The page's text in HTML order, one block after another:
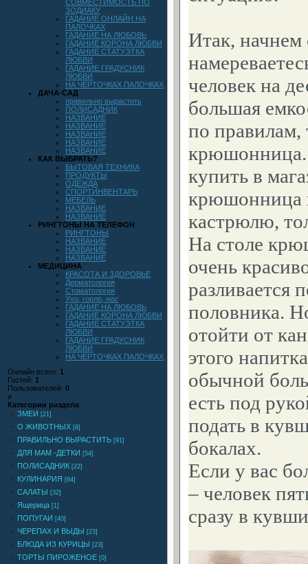
СОВМЕСТИМОСТЬ ПО
ЗОДИАКУ
ГАДАНИЕ ОНЛАЙН НА
ПАЛОЧКАХ
ГАДАНИЕ НА ЛЮБОВЬ
ГАДАНИЕ КОРОНА ЛЮБВИ
ГАДАНИЕ СТАТУЭТКА
ЛЮБВИ
ГАДАНИЕ ГРАДУСНИК
ЛЮБВИ
НА ЧЕРТОЧКАХ ПАЛОЧКАХ
ДАЧА-САД
правельно вырастить
ПОЛИСАДНИК
НАЗВАНИЕ
НАЗВАНИЕ
НАЗВАНИЕ
НАЗВАНИЕ
НАЗВАНИЕ
КАК ВЫБРАТЬ?
БЫТОВАЯ ТЕХНИКА
ПРОДУКТЫ
ОДЕЖДА
СПОРТИНВЕНТАРЬ
МЕБЕЛЬ
НАЗВАНИЕ
НАЗВАНИЕ
РИНГТОНЫ НА ТЕЛЕФОН
РИНГТОНЫ
НАЗВАНИЕ
НАЗВАНИЕ
НАЗВАНИЕ
МЕДИЦИНА
КРАСОТА И ЗДОРОВЬЕ
Дерматология
Стоматология
Ухо, горло, нос
ГАДАНИЕ НА ЛЮБОВЬ
ГАДАНИЕ КОРОНА ЛЮБВИ
ГАДАНИЕ СТАТУЭТКА
ЛЮБВИ
ГАДАНИЕ ГРАДУСНИК
ЛЮБВИ
НА ЧЕРТОЧКАХ ПАЛОЧКАХ
Онлайн всего: 1
Гостей: 1
Пользователей: 0
и
Категории раздела
ЗМЕИ [21]
О ЖИВОТНЫХ [8]
ПРАВИЛЬНО ВЫРАСТИТЬ [91]
ДЛЯ МАМ -ДЕТКИ [54]
ПОЛИСАДНИК [22]
КУЛИНАРИЯ [64]
САЛАТЫ [32]
Ящерица [1]
ПОПУГАИ [40]
ЧЕРЕПАХ И ВЫДЫ [23]
БЛЮДА ИЗ КУРИЦЫ [23]
ТОРТЫ ПИРОЖЕНОЕ [0]
Итак,
человек на
большая
по правилам,
крюшонница.
купить в
крюшонница
кастрюлю,
На столе
очень
разливается
половника.
отойти от
этого
обычной
есть под
подать в
бокалах.
Если у вас
– человек
сразу в